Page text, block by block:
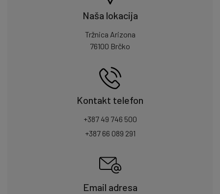
Naša lokacija
Tržnica Arizona
76100 Brčko
Kontakt telefon
+387 49 746 500
+387 66 089 291
Email adresa